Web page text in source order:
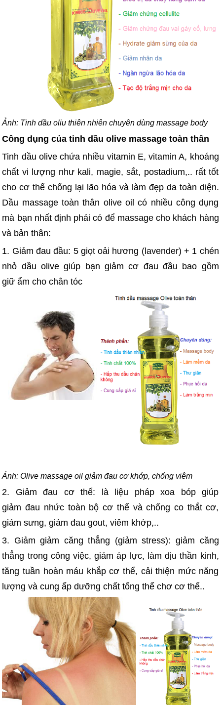
Ảnh: Tinh dầu oliu thiên nhiên chuyên dùng massage body
Công dụng của tinh dầu olive massage toàn thân
Tinh dầu olive chứa nhiều vitamin E, vitamin A, khoáng
chất vi lượng như kali, magie, sắt, postadium,.. rất tốt
cho cơ thể chống lại lão hóa và làm đẹp da toàn diện.
Dầu massage toàn thân olive oil có nhiều công dụng
mà bạn nhất định phải có để massage cho khách hàng
và bản thân:
1. Giảm đau đầu: 5 giọt oải hương (lavender) + 1 chén
nhỏ dầu olive giúp bạn giảm cơ đau đầu bao gồm
giữ ẩm cho chân tóc
Ảnh: Olive massage oil giảm đau cơ khớp, chống viêm
2. Giảm đau cơ thể: là liệu pháp xoa bóp giúp
giảm đau nhức toàn bộ cơ thể và chống co thắt cơ,
giảm sưng, giảm đau gout, viêm khớp,..
3. Giảm giảm căng thẳng (giảm stress): giảm căng
thẳng trong công việc, giảm áp lực, làm dịu thần kinh,
tăng tuần hoàn máu khắp cơ thể, cải thiện mức năng
lượng và cung ấp dưỡng chất tổng thể chơ cơ thể..